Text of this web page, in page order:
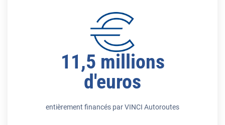
11,5 millions
d'euros
entièrement financés par VINCI Autoroutes